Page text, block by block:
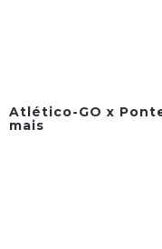
Atlético-GO x
mais